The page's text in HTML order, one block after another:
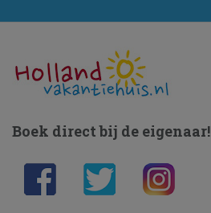
Boek direct bij de eigenaar!